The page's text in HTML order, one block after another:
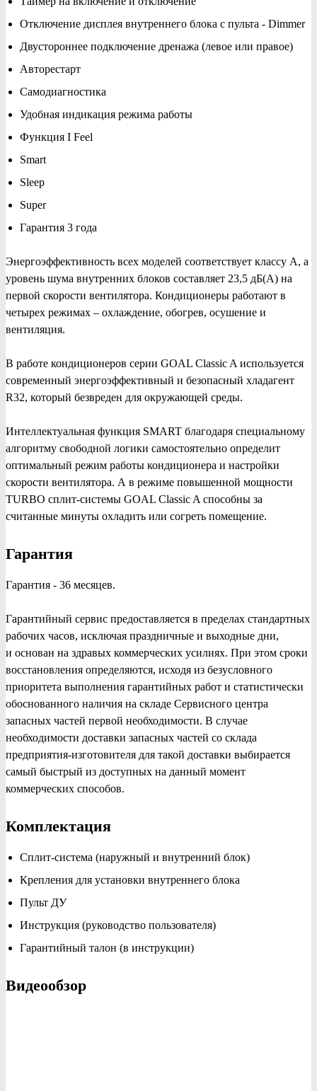
Отключение дисплея внутреннего блока с пульта - Dimmer
Двустороннее подключение дренажа (левое или правое)
Авторестарт
Самодиагностика
Удобная индикация режима работы
Функция I Feel
Smart
Sleep
Super
Гарантия 3 года
Энергоэффективность всех моделей соответствует классу А, а
уровень шума внутренних блоков составляет 23,5 дБ(А) на
первой скорости вентилятора. Кондиционеры работают в
четырех режимах – охлаждение, обогрев, осушение и
вентиляция.
В работе кондиционеров серии GOAL Classic A используется
современный энергоэффективный и безопасный хладагент
R32, который безвреден для окружающей среды.
Интеллектуальная функция SMART благодаря специальному
алгоритму свободной логики самостоятельно определит
оптимальный режим работы кондиционера и настройки
скорости вентилятора. А в режиме повышенной мощности
TURBO сплит-системы GOAL Classic A способны за
считанные минуты охладить или согреть помещение.
Гарантия
Гарантия - 36 месяцев.
Гарантийный сервис предоставляется в пределах стандартных
рабочих часов, исключая праздничные и выходные дни,
и основан на здравых коммерческих усилиях. При этом сроки
восстановления определяются, исходя из безусловного
приоритета выполнения гарантийных работ и статистически
обоснованного наличия на складе Сервисного центра
запасных частей первой необходимости. В случае
необходимости доставки запасных частей со склада
предприятия-изготовителя для такой доставки выбирается
самый быстрый из доступных на данный момент
коммерческих способов.
Комплектация
Сплит-система (наружный и внутренний блок)
Крепления для установки внутреннего блока
Пульт ДУ
Инструкция (руководство пользователя)
Гарантийный талон (в инструкции)
Видеообзор